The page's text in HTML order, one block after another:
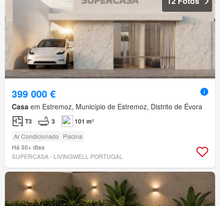
399 000 €
Casa em Estremoz, Município de Estremoz, Distrito de Évora
T3 3 101 m²
Ar Condicionado Piscina
Há 30+ dias
SUPERCASA - LIVINGWELL PORTUGAL